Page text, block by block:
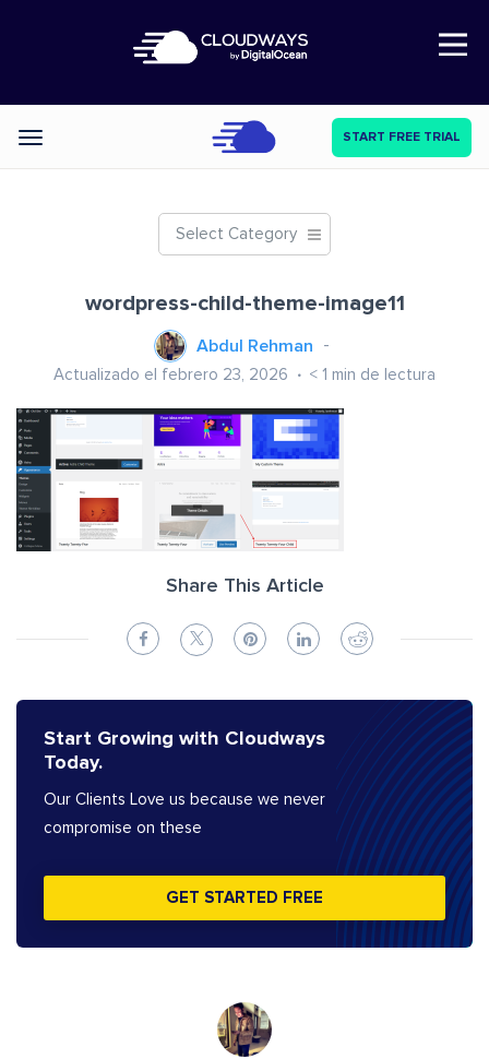
Open Nav
Categories START FREE TRIAL
Select Category
wordpress-child-theme-image11
Abdul Rehman
Actualizado el febrero 23, 2026 < 1 min de lectura
Share This Article
Start Growing with Cloudways
Today.
Our Clients Love us because we never
compromise on these
GET STARTED FREE